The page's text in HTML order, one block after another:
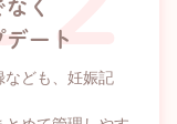
く
デート
なども、妊娠記